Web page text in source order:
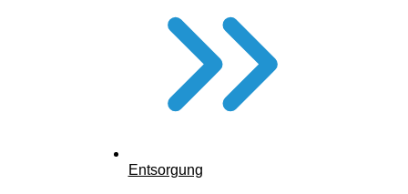
Entsorgung